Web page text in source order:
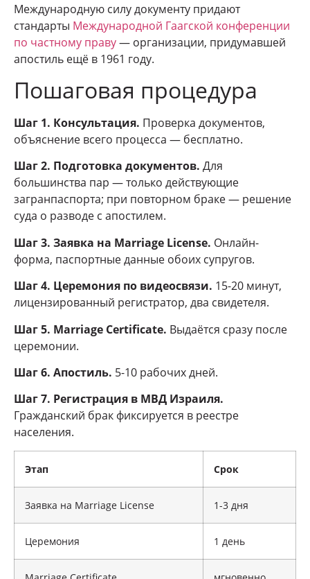
Международную силу документу придают
стандарты Международной Гаагской конференции
по частному праву— организации, придумавшей
апостиль ещё в 1961 году.
Пошаговая процедура
Шаг 1. Консультация. Проверка документов,
объяснение всего процесса — бесплатно.
Шаг 2. Подготовка документов. Для
большинства пар — только действующие
загранпаспорта; при повторном браке — решение
суда о разводе с апостилем.
Шаг 3. Заявка на Marriage License. Онлайн-
форма, паспортные данные обоих супругов.
Шаг 4. Церемония по видеосвязи. 15-20 минут,
лицензированный регистратор, два свидетеля.
Шаг 5. Marriage Certificate. Выдаётся сразу после
церемонии.
Шаг 6. Апостиль. 5-10 рабочих дней.
Шаг 7. Регистрация в МВД Израиля.
Гражданский брак фиксируется в реестре
населения.
Этап Срок
Заявка на Marriage License 1-3 дня
Церемония 1 день